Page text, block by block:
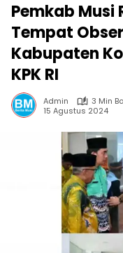
Pemkab Musi
Tempat
Kabupaten
KPK RI
Admin
3 Min
15 Agustus 2024